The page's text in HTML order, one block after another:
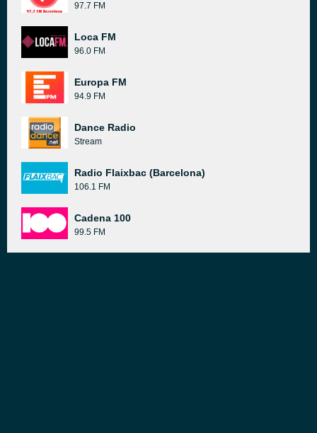
97.7 FM
Loca FM
96.0 FM
Europa FM
94.9 FM
Dance Radio
Stream
Radio Flaixbac (Barcelona)
106.1 FM
Cadena 100
99.5 FM